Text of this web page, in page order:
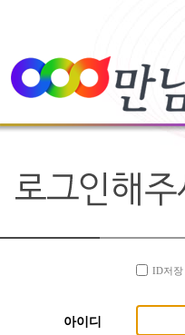
ID저장
아이디